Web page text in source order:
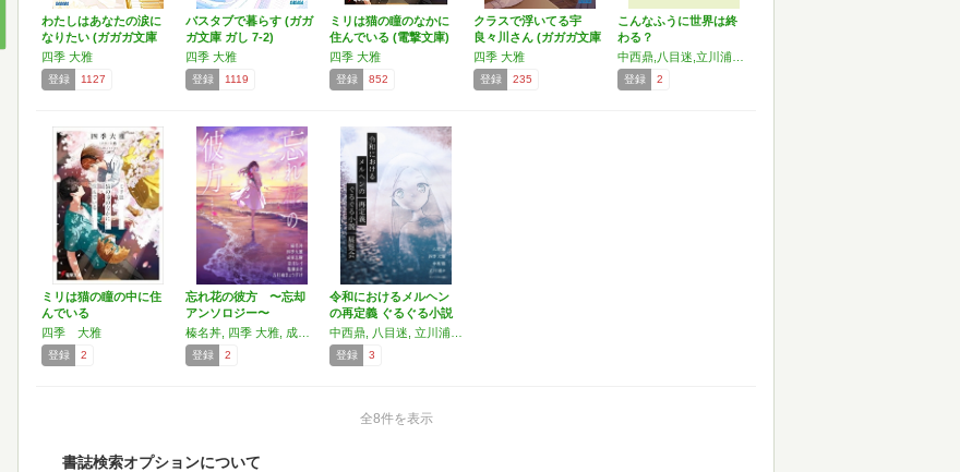
わたしはあなたの涙に
なりたい (ガガガ文庫
…
四季 大雅
登録 1127
バスタブで暮らす (ガガ
ガ文庫 ガし 7-2)
四季 大雅
登録 1119
ミリは猫の瞳のなかに
住んでいる (電撃文庫)
四季 大雅
登録 852
クラスで浮いてる宇
良々川さん (ガガガ文庫
…
四季 大雅
登録 235
こんなふうに世界は終
わる？
登録 2
ミリは猫の瞳の中に住
んでいる
四季 大雅
登録 2
忘れ花の彼方 〜忘却
アンソロジー〜
登録 2
令和におけるメルヘン
の再定義 ぐるぐる小説
展…
登録 3
全8件を表示
書誌検索オプションについて